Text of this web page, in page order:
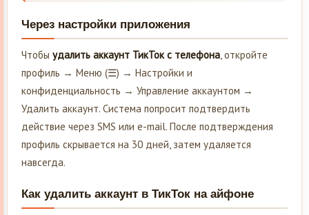
Через настройки приложения
Чтобы удалить аккаунт ТикТок с телефона, откройте
профиль → Меню (☰) → Настройки и
конфиденциальность → Управление аккаунтом →
Удалить аккаунт. Система попросит подтвердить
действие через SMS или e-mail. После подтверждения
профиль скрывается на 30 дней, затем удаляется
навсегда.
Как удалить аккаунт в ТикТок на айфоне